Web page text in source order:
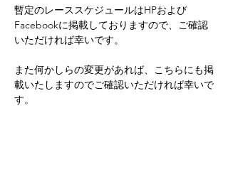
暫定のレーススケジュールはHPおよび
Facebookに掲載しておりますので、ご確認
いただければ幸いです。
また何かしらの変更があれば、こちらにも掲
載いたしますのでご確認いただければ幸いで
す。